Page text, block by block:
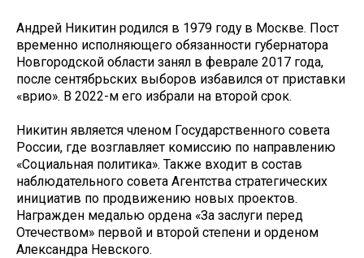
Андрей Никитин родился в 1979 году в Москве. Пост
временно исполняющего обязанности губернатора
Новгородской области занял в феврале 2017 года,
после сентябрьских выборов избавился от приставки
«врио». В 2022-м его избрали на второй срок.
Никитин является членом Государственного совета
России, где возглавляет комиссию по направлению
«Социальная политика». Также входит в состав
наблюдательного совета Агентства стратегических
инициатив по продвижению новых проектов.
Награжден медалью ордена «За заслуги перед
Отечеством» первой и второй степени и орденом
Александра Невского.